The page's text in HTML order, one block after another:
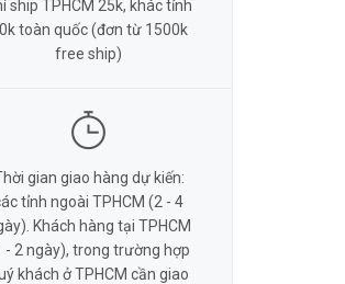
ship TPHCM 25k, khác tỉnh
toàn quốc (đơn từ 1500k
free ship)
gian giao hàng dự kiến:
tỉnh ngoài TPHCM (2 - 4
Khách hàng tại TPHCM
- 2 ngày), trong trường hợp
khách ở TPHCM cần giao